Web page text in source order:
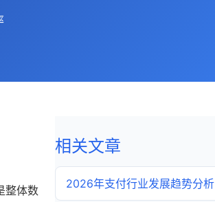
整体数
相关文章
2026年支付行业发展趋势分析